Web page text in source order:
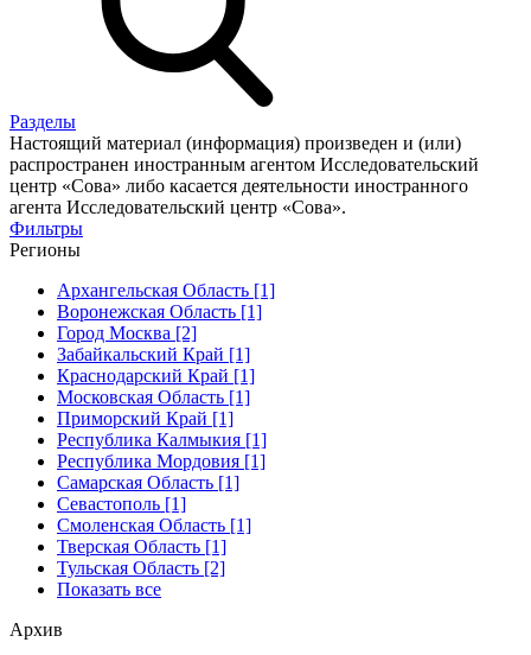
Разделы
Настоящий материал (информация) произведен и (или)
распространен иностранным агентом Исследовательский
центр «Сова» либо касается деятельности иностранного
агента Исследовательский центр «Сова».
Фильтры
Регионы
Архангельская Область [1]
Воронежская Область [1]
Город Москва [2]
Забайкальский Край [1]
Краснодарский Край [1]
Московская Область [1]
Приморский Край [1]
Республика Калмыкия [1]
Республика Мордовия [1]
Самарская Область [1]
Севастополь [1]
Смоленская Область [1]
Тверская Область [1]
Тульская Область [2]
Показать все
Архив